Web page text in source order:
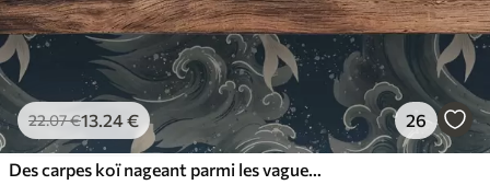
22.07€13.24€ 26
Des carpes koï nageant parmi les vagues spectaculaires de l'océan